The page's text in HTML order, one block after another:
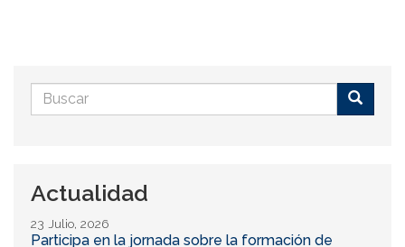
Formulario
de
Actualidad
23 Julio, 2026
Participa en la jornada sobre la formación de